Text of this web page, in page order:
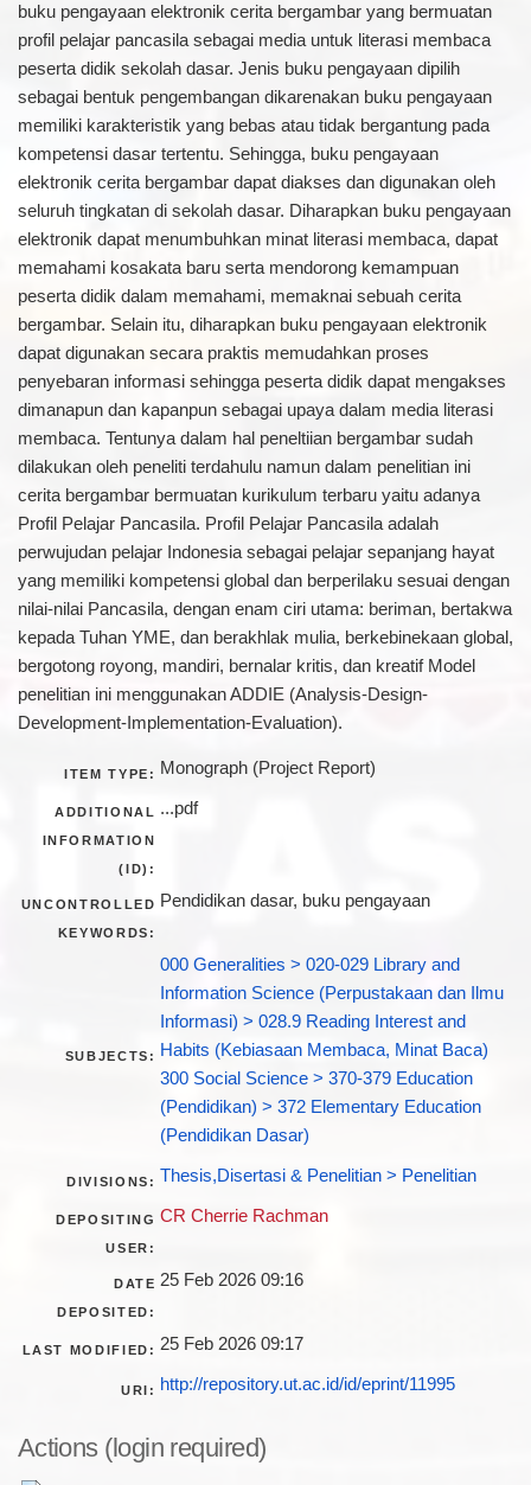
buku pengayaan elektronik cerita bergambar yang bermuatan
profil pelajar pancasila sebagai media untuk literasi membaca
peserta didik sekolah dasar. Jenis buku pengayaan dipilih
sebagai bentuk pengembangan dikarenakan buku pengayaan
memiliki karakteristik yang bebas atau tidak bergantung pada
kompetensi dasar tertentu. Sehingga, buku pengayaan
elektronik cerita bergambar dapat diakses dan digunakan oleh
seluruh tingkatan di sekolah dasar. Diharapkan buku pengayaan
elektronik dapat menumbuhkan minat literasi membaca, dapat
memahami kosakata baru serta mendorong kemampuan
peserta didik dalam memahami, memaknai sebuah cerita
bergambar. Selain itu, diharapkan buku pengayaan elektronik
dapat digunakan secara praktis memudahkan proses
penyebaran informasi sehingga peserta didik dapat mengakses
dimanapun dan kapanpun sebagai upaya dalam media literasi
membaca. Tentunya dalam hal peneltiian bergambar sudah
dilakukan oleh peneliti terdahulu namun dalam penelitian ini
cerita bergambar bermuatan kurikulum terbaru yaitu adanya
Profil Pelajar Pancasila. Profil Pelajar Pancasila adalah
perwujudan pelajar Indonesia sebagai pelajar sepanjang hayat
yang memiliki kompetensi global dan berperilaku sesuai dengan
nilai-nilai Pancasila, dengan enam ciri utama: beriman, bertakwa
kepada Tuhan YME, dan berakhlak mulia, berkebinekaan global,
bergotong royong, mandiri, bernalar kritis, dan kreatif Model
penelitian ini menggunakan ADDIE (Analysis-Design-
Development-Implementation-Evaluation).
ITEM TYPE: Monograph (Project Report)
ADDITIONAL
INFORMATION
(ID):
...pdf
UNCONTROLLED
KEYWORDS:
Pendidikan dasar, buku pengayaan
SUBJECTS:
000 Generalities > 020-029 Library and
Information Science (Perpustakaan dan Ilmu
Informasi) > 028.9 Reading Interest and
Habits (Kebiasaan Membaca, Minat Baca)
300 Social Science > 370-379 Education
(Pendidikan) > 372 Elementary Education
(Pendidikan Dasar)
DIVISIONS: Thesis,Disertasi & Penelitian > Penelitian
DEPOSITING
USER:
CR Cherrie Rachman
DATE
DEPOSITED:
25 Feb 2026 09:16
LAST MODIFIED: 25 Feb 2026 09:17
URI: http://repository.ut.ac.id/id/eprint/11995
Actions (login required)